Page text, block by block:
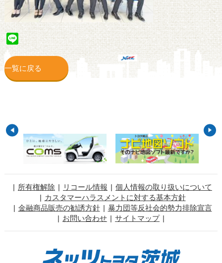
Line
一覧に戻る
所有権解除 リコール情報
個人情報の取り扱いについて
カスタマーハラスメントに対する基本方針
金融商品販売の勧誘方針
暴力団等反社会的勢力排除宣言
お問い合わせ
サイトマップ